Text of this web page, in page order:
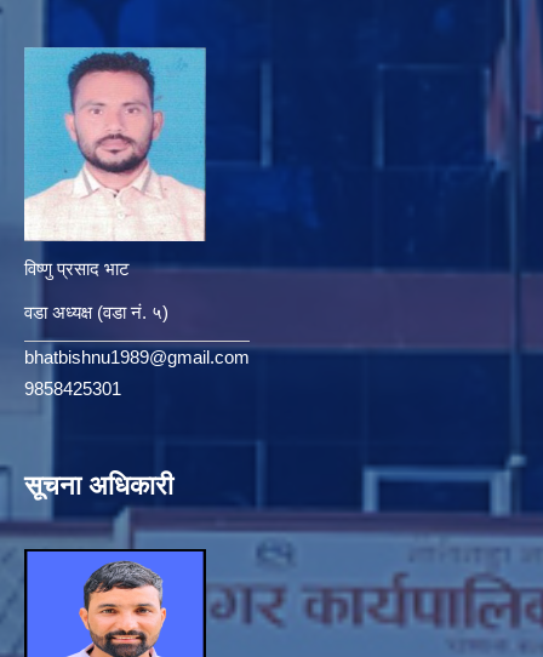
विष्णु प्रसाद भाट
वडा अध्यक्ष (वडा नं. ५)
bhatbishnu1989@gmail.com
9858425301
सूचना अधिकारी